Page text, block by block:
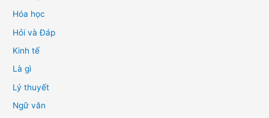
Hóa học
Hỏi và Đáp
Kinh tế
Là gì
Lý thuyết
Ngữ văn